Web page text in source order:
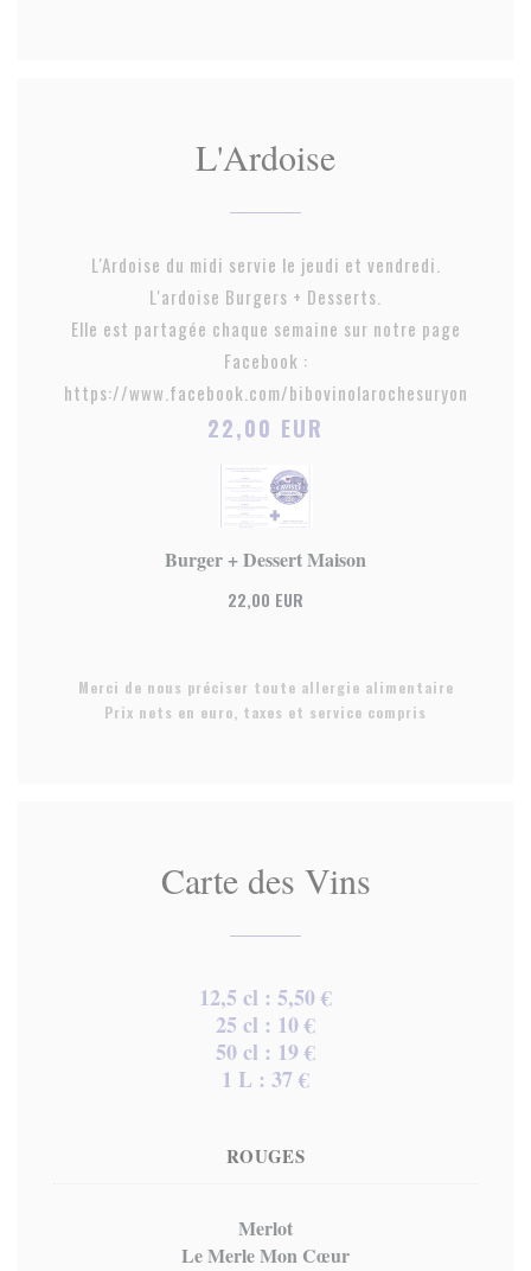
L'Ardoise
L'Ardoise du midi servie le jeudi et vendredi.
L'ardoise Burgers + Desserts.
Elle est partagée chaque semaine sur notre page
Facebook :
https://www.facebook.com/bibovinolarochesuryon
22,00 EUR
Burger + Dessert Maison
22,00 EUR
Merci de nous préciser toute allergie alimentaire
Prix nets en euro, taxes et service compris
Carte des Vins
12,5 cl : 5,50 €
25 cl : 10 €
50 cl : 19 €
1 L : 37 €
ROUGES
Merlot
Le Merle Mon Cœur